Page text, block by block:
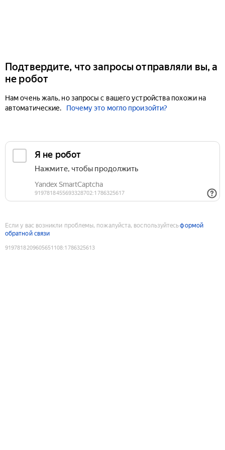
Подтвердите, что запросы отправляли вы, а
не робот
Нам очень жаль, но запросы с вашего устройства похожи на
автоматические.
Почему это могло произойти?
Если у вас возникли проблемы, пожалуйста, воспользуйтесьформой
обратной связи
9197818209605651108:1786325613